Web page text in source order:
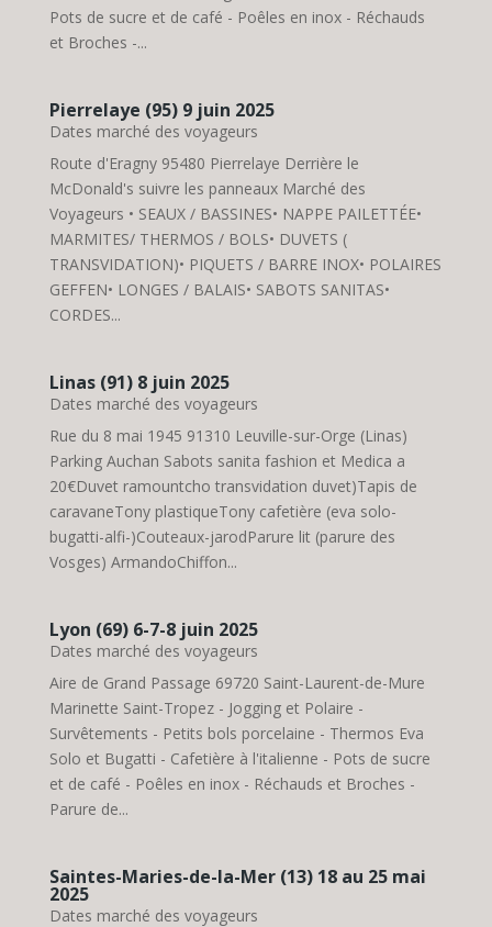
Pots de sucre et de café - Poêles en inox - Réchauds
et Broches -...
Pierrelaye (95) 9 juin 2025
Dates marché des voyageurs
Route d'Eragny 95480 Pierrelaye Derrière le
McDonald's suivre les panneaux Marché des
Voyageurs • SEAUX / BASSINES• NAPPE PAILETTÉE•
MARMITES/ THERMOS / BOLS• DUVETS (
TRANSVIDATION)• PIQUETS / BARRE INOX• POLAIRES
GEFFEN• LONGES / BALAIS• SABOTS SANITAS•
CORDES...
Linas (91) 8 juin 2025
Dates marché des voyageurs
Rue du 8 mai 1945 91310 Leuville-sur-Orge (Linas)
Parking Auchan Sabots sanita fashion et Medica a
20€Duvet ramountcho transvidation duvet)Tapis de
caravaneTony plastiqueTony cafetière (eva solo-
bugatti-alfi-)Couteaux-jarodParure lit (parure des
Vosges) ArmandoChiffon...
Lyon (69) 6-7-8 juin 2025
Dates marché des voyageurs
Aire de Grand Passage 69720 Saint-Laurent-de-Mure
Marinette Saint-Tropez - Jogging et Polaire -
Survêtements - Petits bols porcelaine - Thermos Eva
Solo et Bugatti - Cafetière à l'italienne - Pots de sucre
et de café - Poêles en inox - Réchauds et Broches -
Parure de...
Saintes-Maries-de-la-Mer (13) 18 au 25 mai
2025
Dates marché des voyageurs